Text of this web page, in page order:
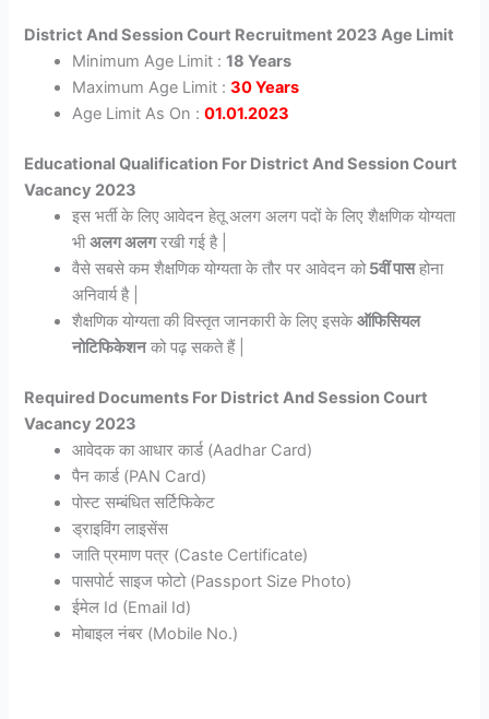
District And Session Court Recruitment 2023 Age Limit
Minimum Age Limit :18 Years
Maximum Age Limit :30 Years
Age Limit As On :01.01.2023
Educational Qualification For District And Session Court
Vacancy 2023
इस भर्ती के लिए आवेदन हेतू अलग अलग पदों के लिए शैक्षणिक योग्यता
भीअलग अलगरखी गई है |
वैसे सबसे कम शैक्षणिक योग्यता के तौर पर आवेदन को5वीं पासहोना
अनिवार्य है |
शैक्षणिक योग्यता की विस्तृत जानकारी के लिए इसकेऑफिसियल
नोटिफिकेशनको पढ़ सकते हैं |
Required Documents For District And Session Court
Vacancy 2023
आवेदक का आधार कार्ड (Aadhar Card)
पैन कार्ड (PAN Card)
पोस्ट सम्बंधित सर्टिफिकेट
ड्राइविंग लाइसेंस
जाति प्रमाण पत्र (Caste Certificate)
पासपोर्ट साइज फोटो (Passport Size Photo)
ईमेल Id (Email Id)
मोबाइल नंबर (Mobile No.)